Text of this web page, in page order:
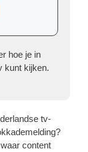
hoe je in
kunt kijken.
tv-
content